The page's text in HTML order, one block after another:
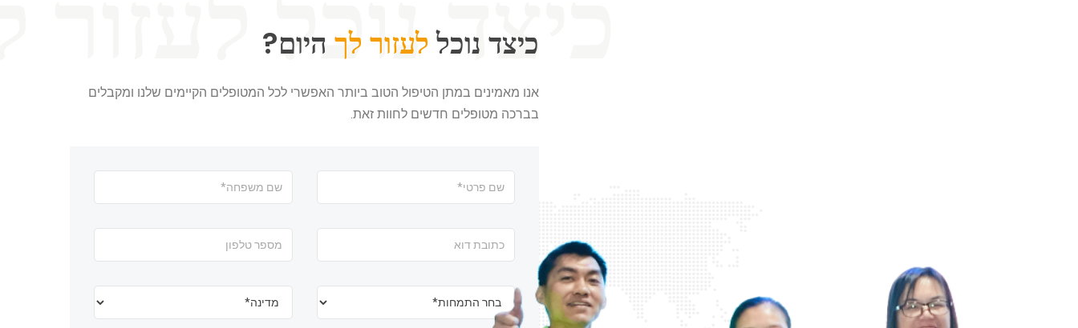
כיצד נוכללעזור לך היום?
אנו מאמינים במתן הטיפול הטוב ביותר האפשרי לכל המטופלים הקיימים שלנו ומקבלים
בברכה מטופלים חדשים לחוות זאת.